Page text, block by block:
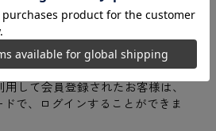
トをお持ちの方
用して会員登録されたお客様は、
で、ログインすることができま